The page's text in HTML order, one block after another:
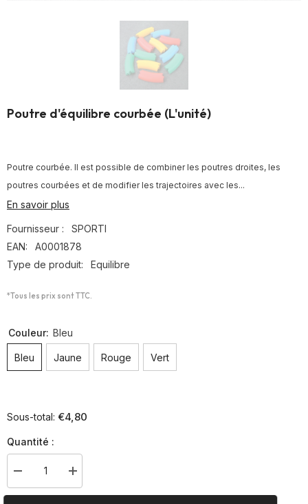
Poutre d'équilibre courbée (L'unité)
Poutre courbée. Il est possible de combiner les poutres droites, les
poutres courbées et de modifier les trajectoires avec les...
En savoir plus
Fournisseur :
SPORTI
EAN:
A0001878
Type de produit:
Equilibre
*Tous les prix sont TTC.
Couleur: Bleu
Bleu Jaune Rouge Vert
Sous-total: €4,80
Quantité :
Diminuer
la
quantité
Augmenter
la
quantité